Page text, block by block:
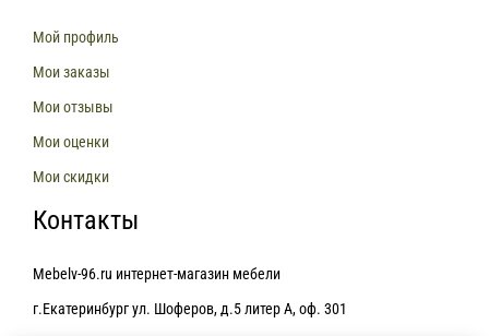
Мой профиль
Мои заказы
Мои отзывы
Мои оценки
Мои скидки
Контакты
Mebelv-96.ru интернет-магазин мебели
г.Екатеринбург ул. Шоферов, д.5 литер А, оф. 301